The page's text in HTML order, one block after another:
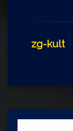
zg-kult